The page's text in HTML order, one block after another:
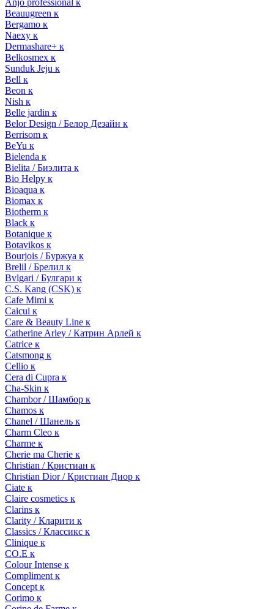
Anjo professional к
Beauugreen к
Bergamo к
Naexy к
Dermashare+ к
Belkosmex к
Sunduk Jeju к
Bell к
Beon к
Nish к
Belle jardin к
Belor Design / Белор Дезайн к
Berrisom к
BeYu к
Bielenda к
Bielita / Биэлита к
Bio Helpy к
Bioaqua к
Biomax к
Biotherm к
Black к
Botanique к
Botavikos к
Bourjois / Буржуа к
Brelil / Брелил к
Bvlgari / Булгари к
C.S. Kang (CSK) к
Cafe Mimi к
Caicui к
Care & Beauty Line к
Catherine Arley / Катрин Арлей к
Catrice к
Catsmong к
Cellio к
Cera di Cupra к
Cha-Skin к
Chambor / Шамбор к
Chamos к
Chanel / Шанель к
Charm Cleo к
Charme к
Cherie ma Cherie к
Christian / Кристиан к
Christian Dior / Кристиан Диор к
Ciate к
Claire cosmetics к
Clarins к
Clarity / Кларити к
Classics / Классикс к
Clinique к
CO.E к
Colour Intense к
Compliment к
Concept к
Corimo к